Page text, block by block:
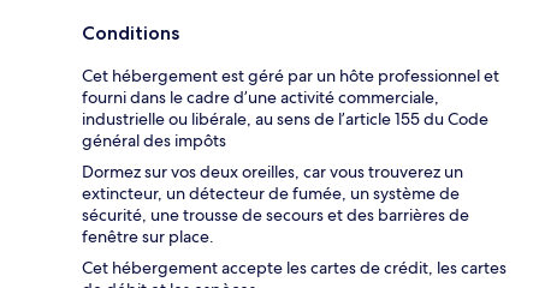
Conditions
Cet hébergement est géré par un hôte professionnel et
fourni dans le cadre d’une activité commerciale,
industrielle ou libérale, au sens de l’article 155 du Code
général des impôts
Dormez sur vos deux oreilles, car vous trouverez un
extincteur, un détecteur de fumée, un système de
sécurité, une trousse de secours et des barrières de
fenêtre sur place.
Cet hébergement accepte les cartes de crédit, les cartes